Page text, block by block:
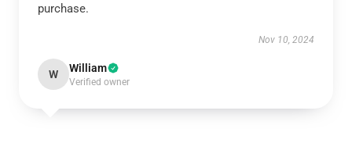
purchase.
Nov 10, 2024
W William
Verified owner